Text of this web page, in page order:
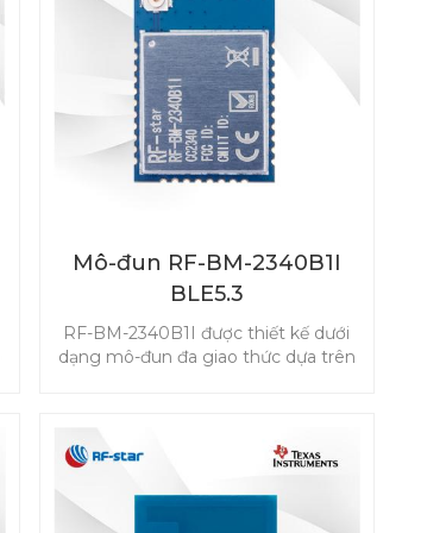
Mô-đun RF-BM-2340B1I
BLE5.3
RF-BM-2340B1I được thiết kế dưới
dạng mô-đun đa giao thức dựa trên
ZigBee 3.0, SimpleLinkTM TI 15.4-